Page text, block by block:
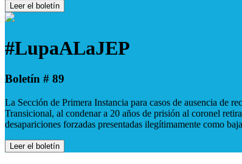
Leer el boletín
#LupaALaJEP
Boletín # 89
La Sección de Primera Instancia para casos de ausencia de
Transicional, al condenar a 20 años de prisión al coronel
desapariciones forzadas presentadas ilegítimamente como
Leer el boletín